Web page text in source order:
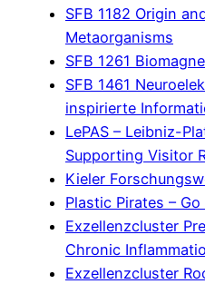
SFB 1182 Origin
Metaorganisms
SFB 1261
SFB 1461
inspirierte
LePAS – Leibniz-
Supporting Visitor
Kieler
Plastic Pirates – Go
Exzellenzcluster
Chronic
Exzellenzcluster